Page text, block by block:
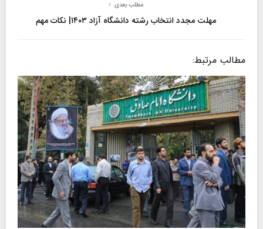
مطلب بعدی
مهلت مجدد انتخاب رشته دانشگاه آزاد ۱۴۰۳| نکات مهم
مطالب مرتبط: